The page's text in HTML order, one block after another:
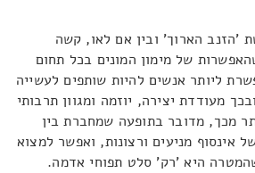
'הזנב הארוך' ובין אם לאו, קשה
של מימון המונים בכל תחום
ליותר אנשים להיות שותפים לעשייה
מעודדת יצירה, יוזמה ומגוון תרבותי
מכך, מדובר בתופעה שמחברת בין
אינסוף מניעים ורצונות, ואפשר למצוא
היא 'רק' סלט תפוחי אדמה.